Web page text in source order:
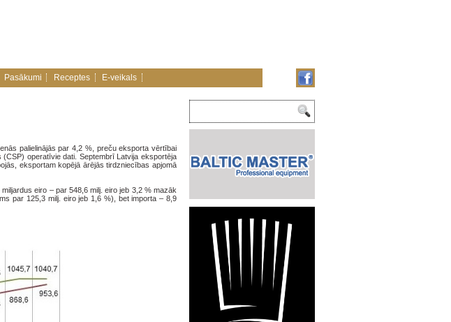
Pasākumi Receptes E-veikals
palielinājās par 4,2 %, preču eksporta vērtībai
operatīvie dati. Septembrī Latvija eksportēja
eksportam kopējā ārējās tirdzniecības apjomā
eiro – par 548,6 milj. eiro jeb 3,2 % mazāk
par 125,3 milj. eiro jeb 1,6 %), bet importa – 8,9